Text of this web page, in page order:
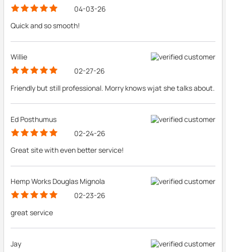
04-03-26
Quick and so smooth!
Willie
02-27-26
Friendly but still professional. Morry knows wjat she talks about.
Ed Posthumus
02-24-26
Great site with even better service!
Hemp Works Douglas Mignola
02-23-26
great service
Jay